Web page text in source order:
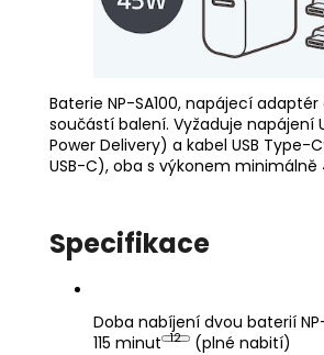
Baterie NP-SA100, napájecí
součástí balení. Vyžaduje napájení
Power Delivery) a kabel USB Type-
USB-C), oba s výkonem minimálně
Specifikace
Doba nabíjení dvou baterií
115 minut 12 (plné nabití)